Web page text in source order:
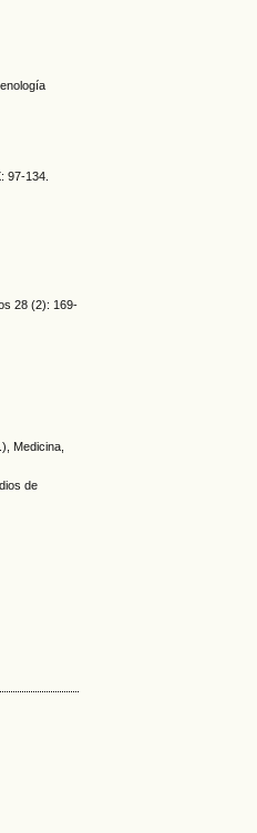
97-134.
28 (2): 169-
Medicina,
de